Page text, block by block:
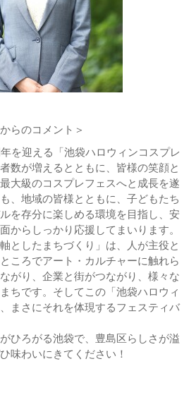
らのコメント＞
を迎える「池袋ハロウィンコスプレ
数が増えるとともに、皆様の笑顔と
大級のコスプレフェスへと成長を遂
、地域の皆様とともに、子どもたち
を存分に楽しめる環境を目指し、安
からしっかり応援してまいります。
としたまちづくり」は、人が主役と
ころでアート・カルチャーに触れら
がり、企業と街がつながり、様々な
ちです。そしてこの「池袋ハロウィ
まさにそれを体現するフェスティバ
ひろがる池袋で、豊島区らしさが溢
味わいにきてください！